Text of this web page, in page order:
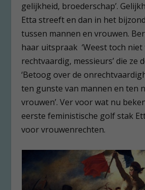
gelijkheid, broederschap’.
Etta streeft en dan in het
tussen mannen en vrouwen.
haar uitspraak ‘Weest toch niet
rechtvaardig, messieurs’ die ze
‘Betoog over de
ten gunste van mannen en ten
vrouwen’. Ver voor wat nu
eerste feministische golf stak
voor vrouwenrechten.